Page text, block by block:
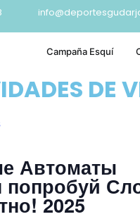
Campaña Esquí
DE
Автоматы
попробуй
2025